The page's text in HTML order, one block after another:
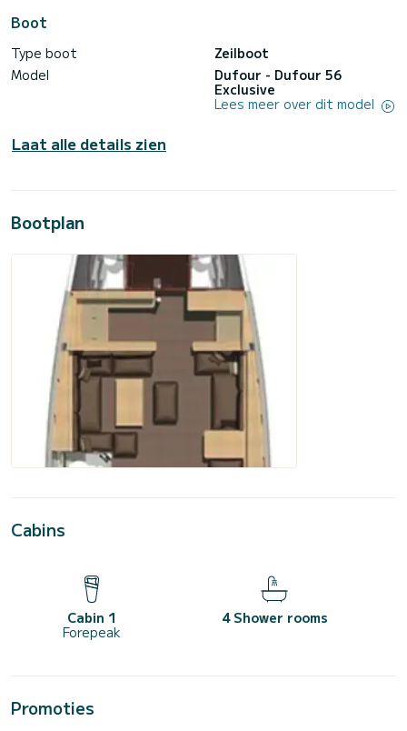
Boot
Type boot
Zeilboot
Model
Dufour - Dufour 56
Exclusive
Lees meer over dit model
Laat alle details zien
Bootplan
Cabins
Cabin 1
Forepeak
4 Shower rooms
Promoties